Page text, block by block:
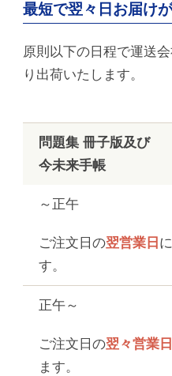
最短で翌々日お届け
原則以下の日程で運送
り出荷いたします。
問題集 冊子版及び
今未来手帳
～正午
ご注文日の翌営業日
す。
正午～
ご注文日の翌々営業日
ます。